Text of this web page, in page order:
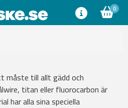
0
måste till allt gädd och
titan eller fluorocarbon är
har alla sina speciella